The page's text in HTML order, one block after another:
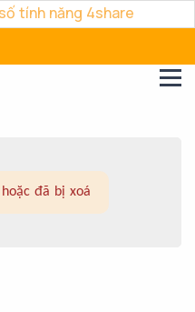
tính năng 4share
đã bị xoá